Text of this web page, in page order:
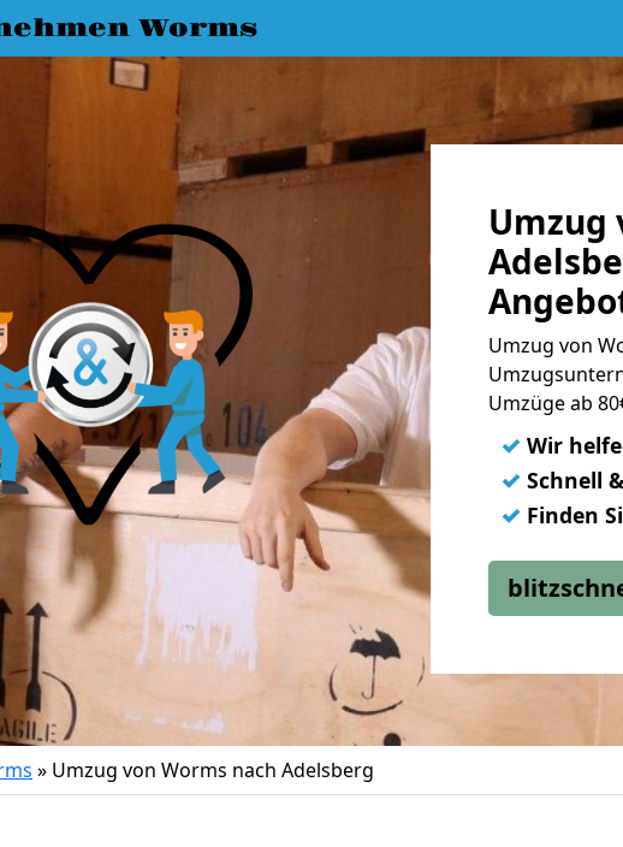
Worms
Umzug
Umzug von
Umzüge ab
✓ Wir
✓ Schnell
✓ Finden
» Umzug von Worms nach Adelsberg